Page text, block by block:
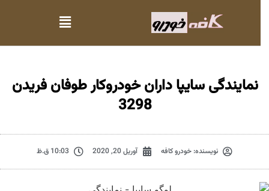
نمایندگی سایپا داران خودروکار طوفان فریدن
3298
نویسنده:خودرو کافه آوریل 20, 2020 10:03 ق.ظ